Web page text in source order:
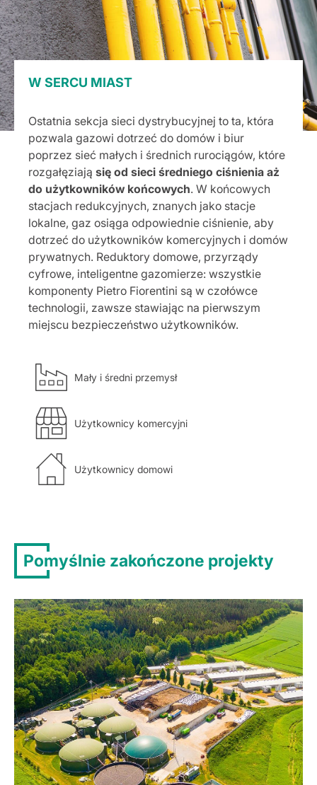
W SERCU MIAST
Ostatnia sekcja sieci dystrybucyjnej to ta, która
pozwala gazowi dotrzeć do domów i biur
poprzez sieć małych i średnich rurociągów, które
rozgałęziają się od sieci średniego ciśnienia aż
do użytkowników końcowych. W końcowych
stacjach redukcyjnych, znanych jako stacje
lokalne, gaz osiąga odpowiednie ciśnienie, aby
dotrzeć do użytkowników komercyjnych i domów
prywatnych. Reduktory domowe, przyrządy
cyfrowe, inteligentne gazomierze: wszystkie
komponenty Pietro Fiorentini są w czołówce
technologii, zawsze stawiając na pierwszym
miejscu bezpieczeństwo użytkowników.
Mały i średni przemysł
Użytkownicy komercyjni
Użytkownicy domowi
Pomyślnie zakończone projekty